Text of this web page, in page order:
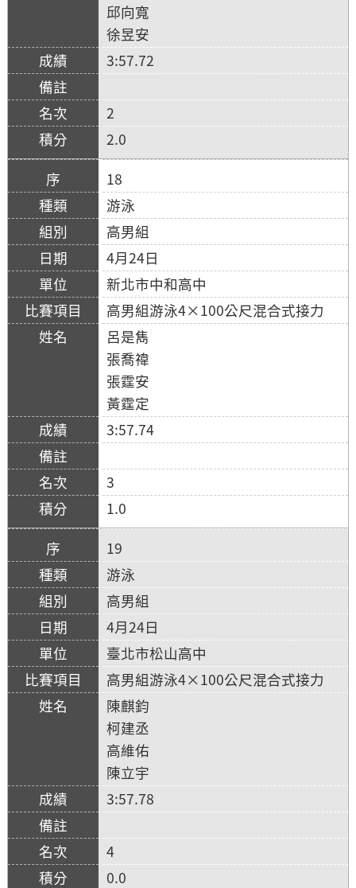
邱向寬
徐昱安
3:57.72
2
2.0
18
游泳
高男組
4月24日
新北市中和高中
高男組游泳4×100公尺混合式接力
呂是雋
張喬禕
張霆安
黃霆定
3:57.74
3
1.0
19
游泳
高男組
4月24日
臺北市松山高中
高男組游泳4×100公尺混合式接力
陳麒鈞
柯建丞
高維佑
陳立宇
3:57.78
4
0.0